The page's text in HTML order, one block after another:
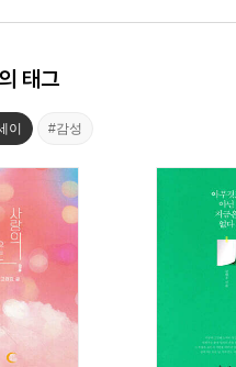
태그
이 #감성